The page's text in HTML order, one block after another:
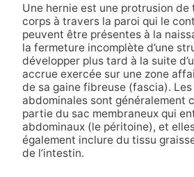
Une hernie est une protrusion de
corps à travers la paroi qui le
peuvent être présentes à la
la fermeture incomplète d’une
développer plus tard à la suite
accrue exercée sur une zone
de sa gaine fibreuse (fascia).
abdominales sont généralement
partie du sac membraneux qui
abdominaux (le péritoine), et
également inclure du tissu
de l’intestin.